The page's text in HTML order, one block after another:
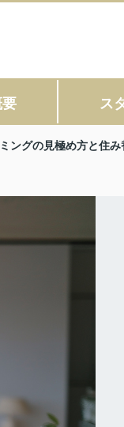
ス
ングの見極め方と住